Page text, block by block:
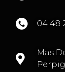
04 48
Mas